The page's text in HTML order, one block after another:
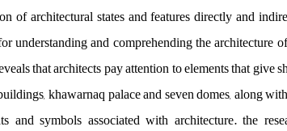
of architectural states and features directly and
understanding and comprehending the architecture
that architects pay attention to elements that give
khawarnaq palace and seven domes, along
symbols associated with architecture. the